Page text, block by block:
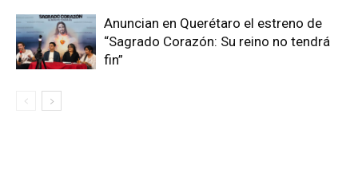
Anuncian en Querétaro el estreno de
“Sagrado Corazón: Su reino no tendrá
fin”